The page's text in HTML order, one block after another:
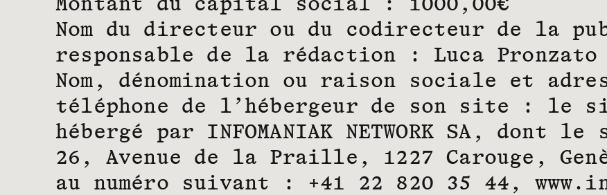
Montant du capital social : 1000,00€
Nom du directeur ou du codirecteur de la
responsable de la rédaction : Luca Pronzato
Nom, dénomination ou raison sociale et
téléphone de l’hébergeur de son site : le
hébergé par INFOMANIAK NETWORK SA,
26, Avenue de la Praille, 1227 Carouge,
au numéro suivant : +41 22 820 35 44,